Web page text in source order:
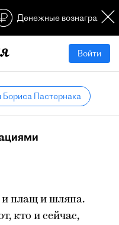
Денежные
Войти
Бориса Пастернака
плащ и шляпа.
кто и сейчас,